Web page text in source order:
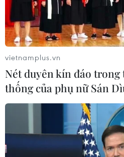
vietnamplus.vn
Nét duyên kín đáo
thống của phụ nữ Sán